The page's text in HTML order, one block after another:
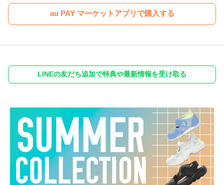
au PAY マーケットアプリで購入する
LINEの友だち追加で特典や最新情報を受け取る